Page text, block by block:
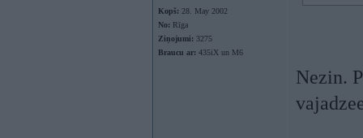
Kopš: 28. May 2002
No: Rīga
Ziņojumi: 3275
Braucu ar: 435iX un M6
Nezin.